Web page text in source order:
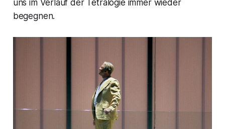
uns im Verlauf der Tetralogie immer wieder
begegnen.